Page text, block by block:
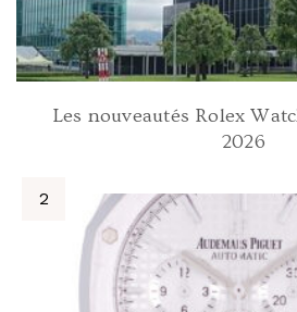
Les nouveautés Rolex
2026